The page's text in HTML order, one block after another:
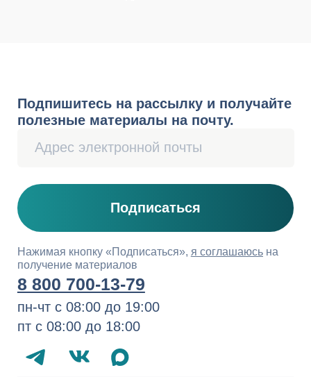
• Для ИП
Подготовка управленческой
отчётности
Экспресс-диагностика
Портал Бухгалтера
Комплаенс-помощник
Кадровый учёт
Ведение кадрового учёта
Проверка и восстановление
Ведение воинского учёта
Консультации по кадровым вопросам
Финансовый консалтинг
Оформление бизнес-плана
Инвентаризация ТМЦ
Юридическое и налоговое
сопровождение
Трудовое право